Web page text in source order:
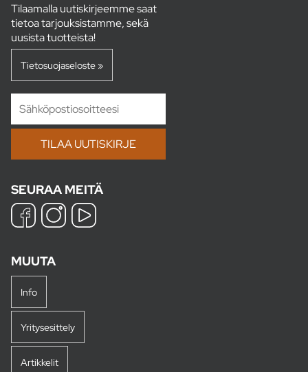
Tilaamalla uutiskirjeemme saat
tietoa tarjouksistamme, sekä
uusista tuotteista!
Tietosuojaseloste »
SEURAA MEITÄ
MUUTA
Info
Yritysesittely
Artikkelit